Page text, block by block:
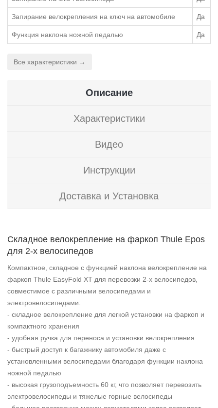
Запирание велокрепления на ключ на автомобиле Да
Функция наклона ножной педалью Да
Все характеристики →
Описание
Характеристики
Видео
Инструкции
Доставка и Установка
Складное велокрепление на фаркоп Thule Epos
для 2-х велосипедов
Компактное, складное с функцией наклона велокрепление на
фаркоп Thule EasyFold XT для перевозки 2-х велосипедов,
совместимое с различными велосипедами и
электровелосипедами:
- складное велокрепление для легкой установки на фаркоп и
компактного хранения
- удобная ручка для переноса и установки велокрепления
- быстрый доступ к багажнику автомобиля даже с
установленными велосипедами благодаря функции наклона
ножной педалью
- высокая грузоподъемность 60 кг, что позволяет перевозить
электровелосипеды и тяжелые горные велосипеды